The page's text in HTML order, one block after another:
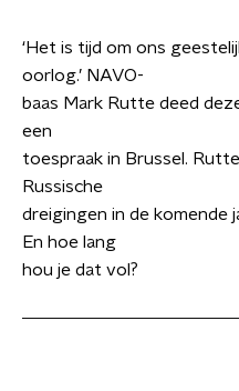
‘Het is tijd om ons
oorlog.’ NAVO-
baas Mark Rutte deed
een
toespraak in Brussel.
Russische
dreigingen in de komende
En hoe lang
hou je dat vol?